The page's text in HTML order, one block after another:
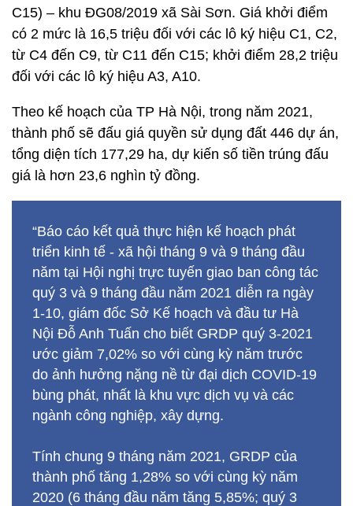
C15) – khu ĐG08/2019 xã Sài Sơn. Giá khởi điểm
có 2 mức là 16,5 triệu đối với các lô ký hiệu C1, C2,
từ C4 đến C9, từ C11 đến C15; khởi điểm 28,2 triệu
đối với các lô ký hiệu A3, A10.
Theo kế hoạch của TP Hà Nội, trong năm 2021,
thành phố sẽ đấu giá quyền sử dụng đất 446 dự án,
tổng diện tích 177,29 ha, dự kiến số tiền trúng đấu
giá là hơn 23,6 nghìn tỷ đồng.
“Báo cáo kết quả thực hiện kế hoạch phát
triển kinh tế - xã hội tháng 9 và 9 tháng đầu
năm tại Hội nghị trực tuyến giao ban công tác
quý 3 và 9 tháng đầu năm 2021 diễn ra ngày
1-10, giám đốc Sở Kế hoạch và đầu tư Hà
Nội Đỗ Anh Tuấn cho biết GRDP quý 3-2021
ước giảm 7,02% so với cùng kỳ năm trước
do ảnh hưởng nặng nề từ đại dịch COVID-19
bùng phát, nhất là khu vực dịch vụ và các
ngành công nghiệp, xây dựng.
Tính chung 9 tháng năm 2021, GRDP của
thành phố tăng 1,28% so với cùng kỳ năm
2020 (6 tháng đầu năm tăng 5,85%; quý 3